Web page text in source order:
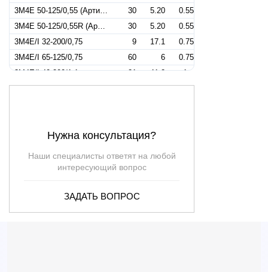
3M4E 50-125/0,55 (Артикул 1290036604)
30 5.20
0.55
3M4E 50-125/0,55R (Артикул 1299036604)
30 5.20
0.55
3M4E/I 32-200/0,75
9 17.1
0.75
3M4E/I 65-125/0,75
60 6
0.75
3M4E/I 40-200/1,1
21 11.2
1.1
3M4E/I 40-200/1,1R
21 13.2
1.1
3M4E/I 65-125/1,1
63 7.2
3M4E/I 65-160/1,1
8.1
3M4E/I 40-200/1,5
21
3M4E/I 50-200/1,5R
39
3M4E/I 50-200/2,2
39 17.5
2.2
Нужна консультация?
Наши специалисты ответят на любой
интересующий вопрос
ЗАДАТЬ ВОПРОС